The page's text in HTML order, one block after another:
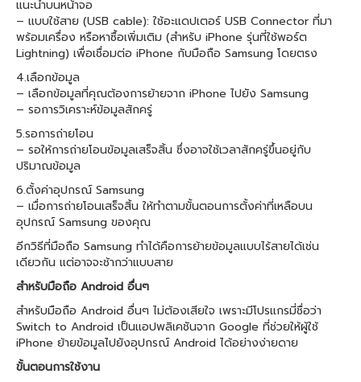
แนะนำบนหน้าจอ
– แบบใช้สาย (USB cable): ใช้อะแดปเตอร์ USB Connector ที่มา
พร้อมเครื่อง หรือหาซื้อเพิ่มเติม (สำหรับ iPhone รุ่นที่ใช้พอร์ต
Lightning) เพื่อเชื่อมต่อ iPhone กับมือถือ Samsung โดยตรง
4.เลือกข้อมูล
– เลือกข้อมูลที่คุณต้องการย้ายจาก iPhone ไปยัง Samsung
– รอการวิเคราะห์ข้อมูลสักครู่
5.รอการถ่ายโอน
– รอให้การถ่ายโอนข้อมูลเสร็จสิ้น ซึ่งอาจใช้เวลาสักครู่ขึ้นอยู่กับ
ปริมาณข้อมูล
6.ตั้งค่าอุปกรณ์ Samsung
– เมื่อการถ่ายโอนเสร็จสิ้น ให้ทำตามขั้นตอนการตั้งค่าที่เหลือบน
อุปกรณ์ Samsung ของคุณ
อีกวิธีที่มือถือ Samsung ทำได้คือการย้ายข้อมูลแบบไร้สายได้เช่น
เดียวกัน แต่อาจจะช้ากว่าแบบสาย
สำหรับมือถือ Android อื่นๆ
สำหรับมือถือ Android อื่นๆ ไม่ต้องเสียใจ เพราะมีโปรแกรมี่ชื่อว่า
Switch to Android เป็นแอปพลิเคชันจาก Google ที่ช่วยให้ผู้ใช้
iPhone ย้ายข้อมูลไปยังอุปกรณ์ Android ได้อย่างง่ายดาย
ขั้นตอนการใช้งาน